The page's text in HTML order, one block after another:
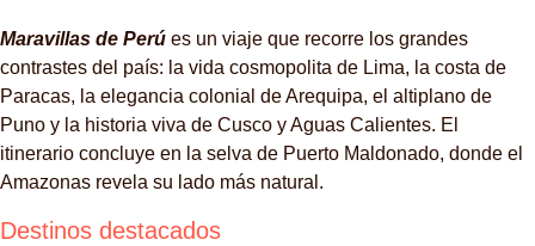
Maravillas de Perú es un viaje que recorre los grandes
contrastes del país: la vida cosmopolita de Lima, la costa de
Paracas, la elegancia colonial de Arequipa, el altiplano de
Puno y la historia viva de Cusco y Aguas Calientes. El
itinerario concluye en la selva de Puerto Maldonado, donde el
Amazonas revela su lado más natural.
Destinos destacados